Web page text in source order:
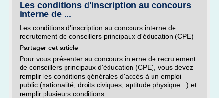
Les conditions d'inscription au concours
interne de ...
Les conditions d'inscription au concours interne de
recrutement de conseillers principaux d'éducation (CPE)
Partager cet article
Pour vous présenter au concours interne de recrutement
de conseillers principaux d'éducation (CPE), vous devez
remplir les conditions générales d'accès à un emploi
public (nationalité, droits civiques, aptitude physique...) et
remplir plusieurs conditions...